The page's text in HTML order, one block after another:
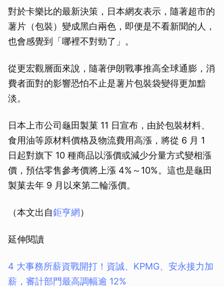
對於卡樂比的最新決策，日本網友表示，隨著超市的
薯片（包裝）變成黑白兩色，即便是不看新聞的人，
也會感覺到「哪裡不對勁了」。
從更宏觀層面來說，隨著伊朗戰事推高全球通膨，消
費者面對的影響恐怕不止是薯片包裝袋變得更加黯
淡。
日本上市公司龜田製菓 11 日宣布，由於包裝材料、
食用油等原材料價格及物流費用高漲，將從 6 月 1
日起對旗下 10 種商品以漲價或減少分量方式變相漲
價，預估零售參考價將上漲 4%～10%。這也是龜田
製菓去年 9 月以來第二輪漲價。
（本文出自鉅亨網）
延伸閱讀
4 大事務所薪資戰開打！資誠、KPMG、安永接力加
薪，審計部門最高調幅逾 12%